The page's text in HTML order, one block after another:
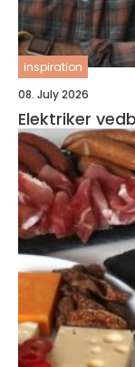
inspiration
08. July 2026